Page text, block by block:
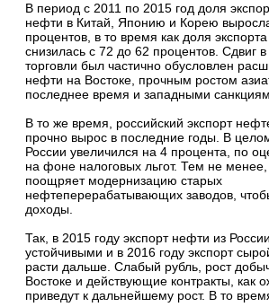
В период с 2011 по 2015 год доля
нефти в Китай, Японию и Корею
процентов, в то время как доля
снизилась с 72 до 62 процентов. Сдвиг в
торговли был частично обусловлен
нефти на Востоке, прочным ростом
последнее время и западными
В то же время, российский экспорт
прочно вырос в последние годы. В
России увеличился на 4 процента, по
на фоне налоговых льгот. Тем не менее,
поощряет модернизацию старых
нефтеперерабатывающих заводов,
доходы.
Так, в 2015 году экспорт нефти из
устойчивыми и в 2016 году экспорт
расти дальше. Слабый рубль, рост
Востоке и действующие контракты, как
приведут к дальнейшему рост. В то